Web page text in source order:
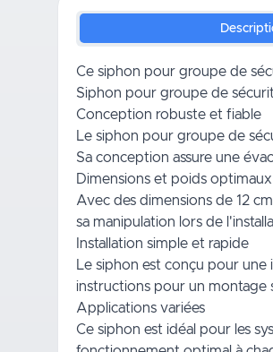
Ce siphon pour groupe de
Siphon pour groupe de
Conception robuste et fiable
Le siphon pour groupe de
Sa conception assure une
Dimensions et poids optimaux
Avec des dimensions de 12
sa manipulation lors de
Installation simple et rapide
Le siphon est conçu pour
instructions pour un montage
Applications variées
Ce siphon est idéal pour les